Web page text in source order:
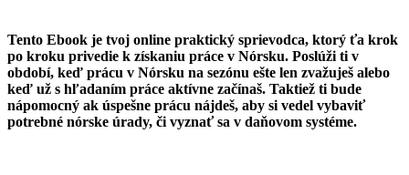
Tento Ebook je tvoj online praktický sprievodca, ktorý ťa krok
po kroku privedie k získaniu práce v Nórsku. Poslúži ti v
období, keď prácu v Nórsku na sezónu ešte len zvažuješ alebo
keď už s hľadaním práce aktívne začínaš. Taktiež ti bude
nápomocný ak úspešne prácu nájdeš, aby si vedel vybaviť
potrebné nórske úrady, či vyznať sa v daňovom systéme.